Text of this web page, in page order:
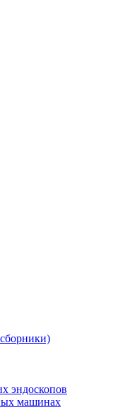
эндоскопов
машинах